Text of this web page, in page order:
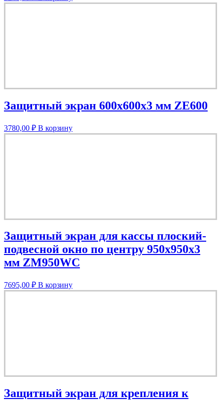
Защитный экран 600х600х3 мм ZE600
3780,00 ₽ В корзину
Защитный экран для кассы плоский-
подвесной окно по центру 950х950х3
мм ZM950WC
7695,00 ₽ В корзину
Защитный экран для крепления к